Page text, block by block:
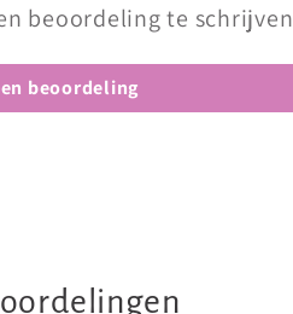
beoordeling te schrijven
beoordeling